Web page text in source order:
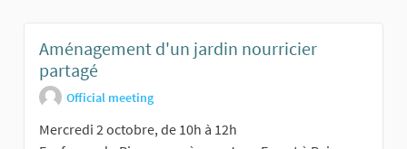
Aménagement d'un jardin nourricier
partagé
Official meeting
Mercredi 2 octobre, de 10h à 12h